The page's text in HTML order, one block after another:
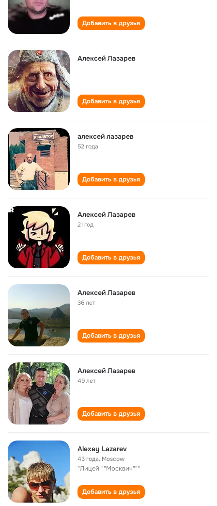
Добавить в друзья
Алексей Лазарев
Добавить в друзья
алексей лазарев
52 года
Добавить в друзья
Алексей Лазарев
21 год
Добавить в друзья
Алексей Лазарев
36 лет
Добавить в друзья
Алексей Лазарев
49 лет
Добавить в друзья
Alexey Lazarev
43 года, Moscow
"Лицей ""Москвич"""
Добавить в друзья